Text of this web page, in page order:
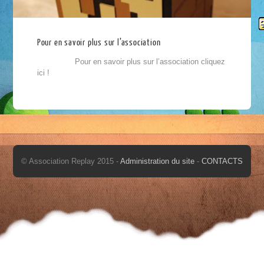
Pour en savoir plus sur l’association
Pour en savoir plus sur l’association cliquez
ici !
© Association Replay 2015 - Administration du site - CONTACTS